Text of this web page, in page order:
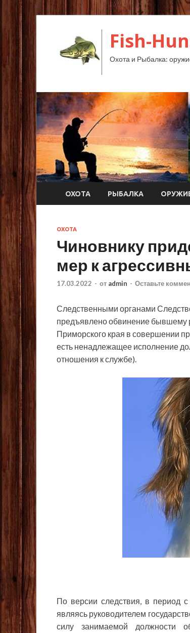
Fish-
Охота и Рыбалка:
ОХОТА РЫБАЛКА
ОХОТА
Чиновнику
мер к
17.03.2022 - от admin - Оставьте
Следственными органами
предъявлено обвинение бывшему
Приморского края в совершении
есть ненадлежащее исполнение
отношения к службе).
По версии следствия, в период
являясь руководителем
силу занимаемой должности